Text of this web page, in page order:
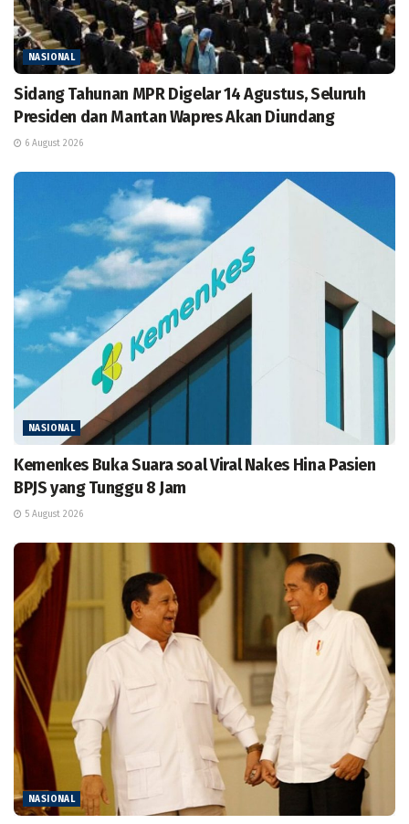
NASIONAL
Sidang Tahunan MPR Digelar 14 Agustus, Seluruh
Presiden dan Mantan Wapres Akan Diundang
6 August 2026
NASIONAL
Kemenkes Buka Suara soal Viral Nakes Hina Pasien
BPJS yang Tunggu 8 Jam
5 August 2026
NASIONAL